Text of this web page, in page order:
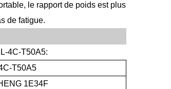
le rapport de poids est plus
de fatigue.
4C-T50A5:
T50A5
1E34F